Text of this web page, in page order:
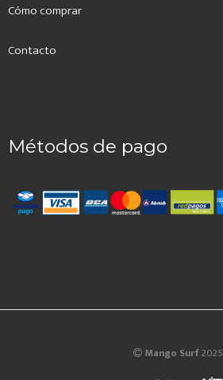
Cómo comprar
Contacto
Métodos de pago
Mango Surf2025